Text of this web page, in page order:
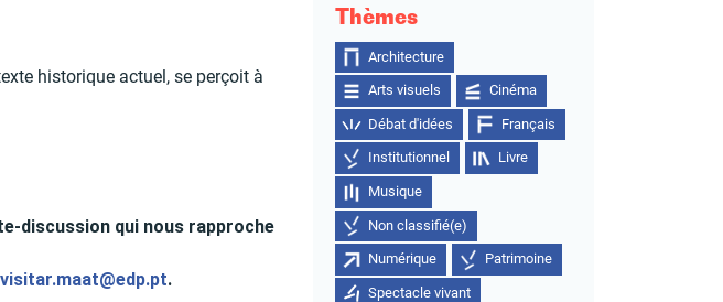
historique actuel, se perçoit à
discussion qui nous rapproche
visitar.maat@edp.pt.
Thèmes
Architecture
Arts visuels Cinéma
Débat d'idées Français
Institutionnel Livre
Musique
Non classifié(e)
Numérique Patrimoine
Spectacle vivant